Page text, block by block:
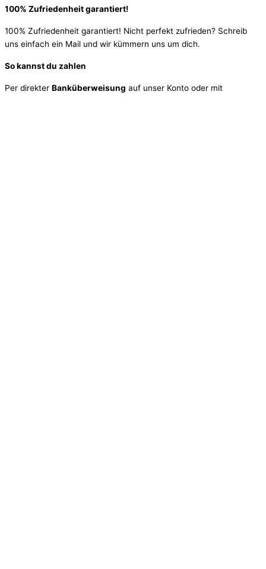
100% Zufriedenheit garantiert!
100% Zufriedenheit garantiert! Nicht perfekt zufrieden? Schreib
uns einfach ein Mail und wir kümmern uns um dich.
So kannst du zahlen
Per direkter Banküberweisung auf unser Konto oder mit